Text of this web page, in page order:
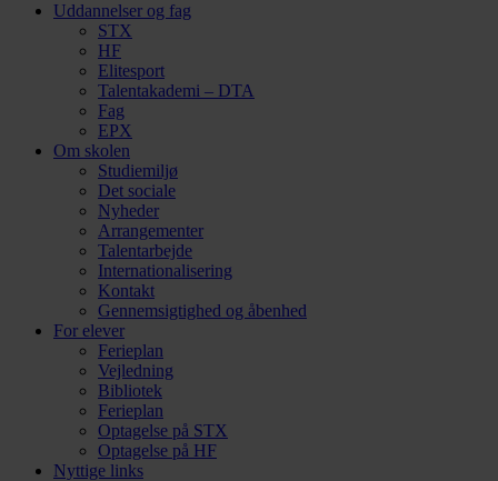
Uddannelser og fag
STX
HF
Elitesport
Talentakademi – DTA
Fag
EPX
Om skolen
Studiemiljø
Det sociale
Nyheder
Arrangementer
Talentarbejde
Internationalisering
Kontakt
Gennemsigtighed og åbenhed
For elever
Ferieplan
Vejledning
Bibliotek
Ferieplan
Optagelse på STX
Optagelse på HF
Nyttige links